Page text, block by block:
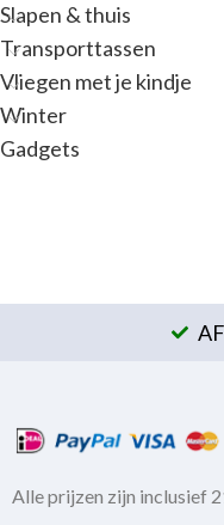
Slapen & thuis
Transporttassen
Vliegen met je kindje
Winter
Gadgets
Alle prijzen zijn inclusief